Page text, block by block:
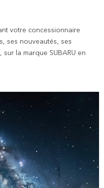
votre concessionnaire
ses nouveautés, ses
la marque SUBARU en